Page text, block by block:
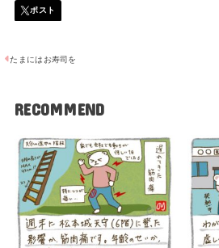
たまにはお寿司を
RECOMMEND